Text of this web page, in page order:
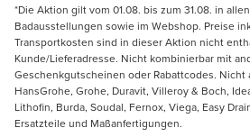
*Die Aktion gilt vom 01.08. bis zum 31.08. in
Badausstellungen sowie im Webshop. Preise
Transportkosten sind in dieser Aktion nicht
Kunde/Lieferadresse. Nicht kombinierbar mit
Geschenkgutscheinen oder Rabattcodes. Nicht
HansGrohe, Grohe, Duravit, Villeroy & Boch,
Lithofin, Burda, Soudal, Fernox, Viega, Easy
Ersatzteile und Maßanfertigungen.